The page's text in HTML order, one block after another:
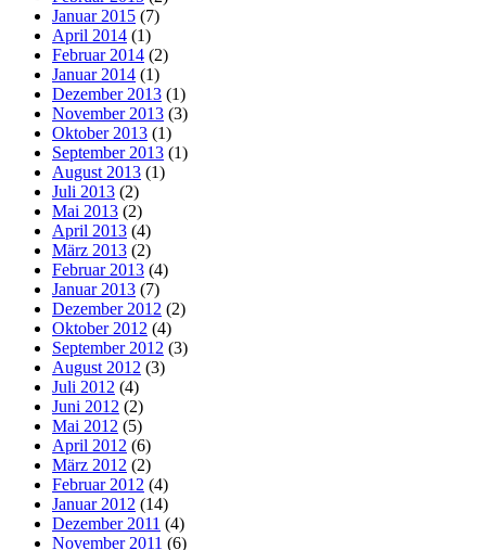
Januar 2015 (7)
April 2014 (1)
Februar 2014 (2)
Januar 2014 (1)
Dezember 2013 (1)
November 2013 (3)
Oktober 2013 (1)
September 2013 (1)
August 2013 (1)
Juli 2013 (2)
Mai 2013 (2)
April 2013 (4)
März 2013 (2)
Februar 2013 (4)
Januar 2013 (7)
Dezember 2012 (2)
Oktober 2012 (4)
September 2012 (3)
August 2012 (3)
Juli 2012 (4)
Juni 2012 (2)
Mai 2012 (5)
April 2012 (6)
März 2012 (2)
Februar 2012 (4)
Januar 2012 (14)
Dezember 2011 (4)
November 2011 (6)